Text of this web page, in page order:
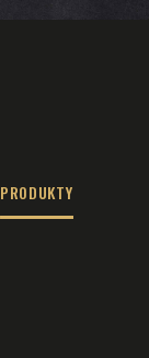
PRODUKTY